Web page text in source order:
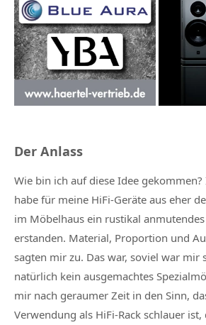
Der Anlass
Wie bin ich auf diese Idee gekommen?
habe für meine HiFi-Geräte aus eher
im Möbelhaus ein rustikal
erstanden. Material, Proportion und
sagten mir zu. Das war, soviel war mir
natürlich kein ausgemachtes
mir nach geraumer Zeit in den Sinn,
Verwendung als HiFi-Rack schlauer